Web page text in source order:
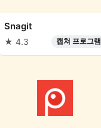
Snagit
★ 4.3 캡쳐 프로그램